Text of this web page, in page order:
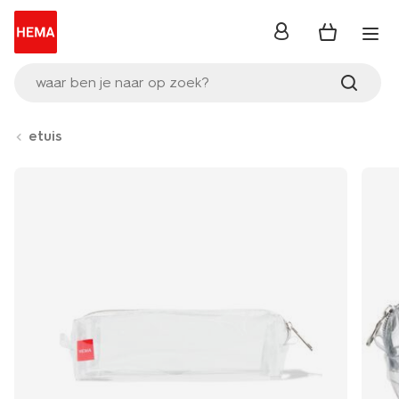
waar ben je naar op zoek?
inloggen
etuis